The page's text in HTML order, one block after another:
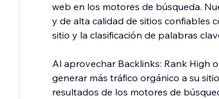
web en los motores de búsqueda.
y de alta calidad de sitios confiables
sitio y la clasificación de palabras
Al aprovechar Backlinks: Rank High
generar más tráfico orgánico a su
resultados de los motores de